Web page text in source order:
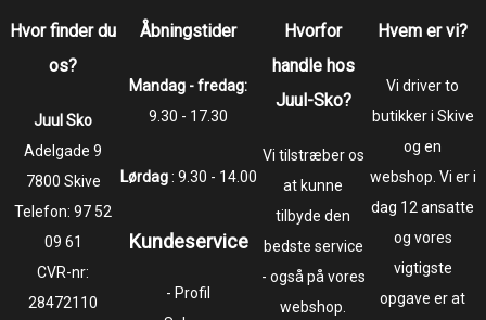
Hvor finder du
os?
Juul Sko
​​​​​​​Adelgade 9
7800 Skive
Telefon:97 52
09 61
CVR-nr:
28472110
Åbningstider
Mandag - fredag:
9.30 - 17.30
Lørdag: 9.30 - 14.00
Kundeservice
- Profil
Hvorfor
handle hos
Juul-Sko?
Vi tilstræber os
at kunne
tilbyde den
bedste service
- også på vores
webshop.
Hvem er vi?
Vi driver to
butikker i Skive
og en
webshop. Vi er i
dag 12 ansatte
og vores
vigtigste
opgave er at